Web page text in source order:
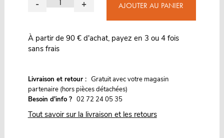
- + AJOUTER AU PANIER
À partir de 90 € d'achat, payez en 3 ou 4 fois
sans frais
Livraison et retour : Gratuit avec votre magasin
partenaire (hors pièces détachées)
Besoin d'info ? 02 72 24 05 35
Tout savoir sur la livraison et les retours